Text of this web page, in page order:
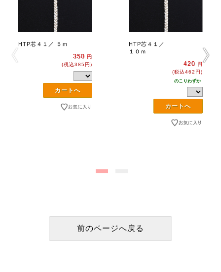
HTP芯４１／ ５ｍ
350 円
(税込385円)
HTP芯４１／
１０ｍ
420 円
(税込462円)
のこりわずか